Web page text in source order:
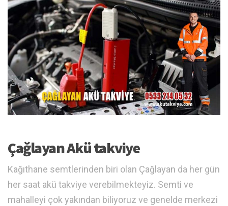
Çağlayan Akü takviye
Kağıthane semtlerinden biri olan Çağlayan da her gün
her saat akü takviye verebilmekteyiz. Semti ve
mahalleyi çok yakından biliyoruz ve genelde merkezi